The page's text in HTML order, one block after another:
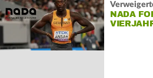
NADA